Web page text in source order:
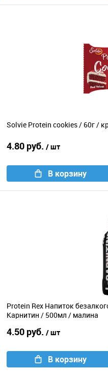
Solvie Protein cookies / 60г /
4.80 руб. / шт
В корзину
Protein Rex Напиток
Карнитин / 500мл / малина
4.50 руб. / шт
В корзину